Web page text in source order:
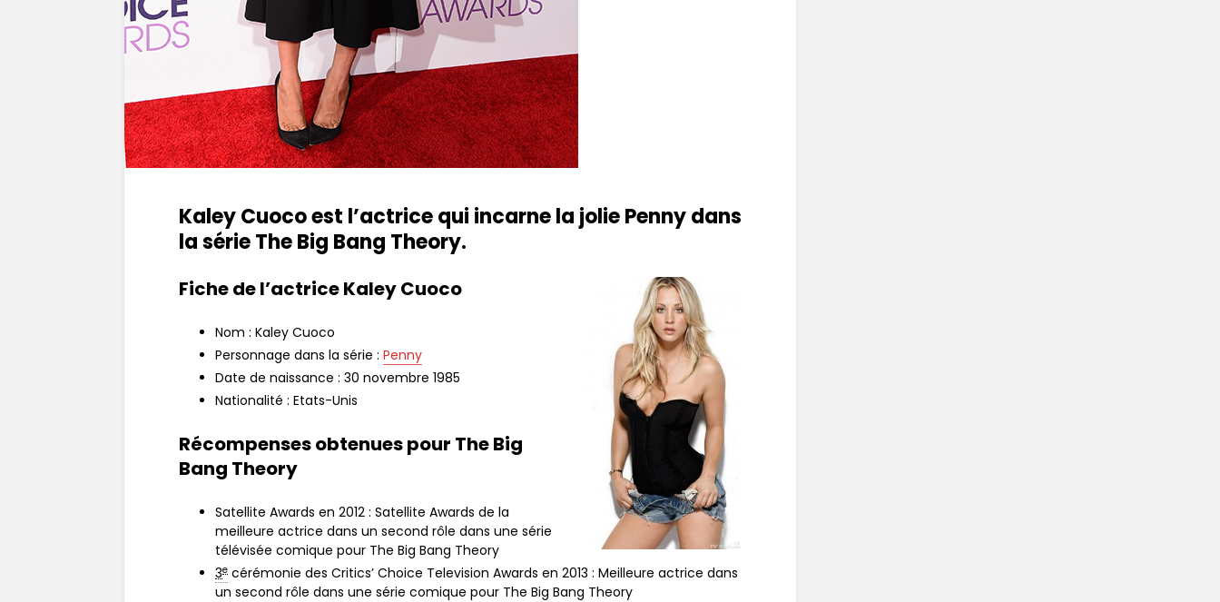
Kaley Cuocoest l’actrice qui incarne la jolie Penny dans
la série The Big Bang Theory.
Fiche de l’actrice Kaley Cuoco
Nom : Kaley Cuoco
Personnage dans la série : Penny
Date de naissance : 30 novembre 1985
Nationalité : Etats-Unis
Récompenses obtenues pour The Big
Bang Theory
Satellite Awards en 2012 : Satellite Awards de la
meilleure actrice dans un second rôle dans une série
télévisée comique pour The Big Bang Theory
3e cérémonie des Critics’ Choice Television Awards en 2013 : Meilleure actrice dans
un second rôle dans une série comique pour The Big Bang Theory